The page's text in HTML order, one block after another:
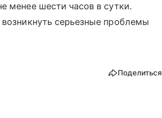
менее шести часов в сутки.
серьезные проблемы
Поделиться